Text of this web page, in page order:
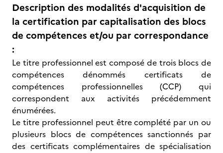
Description des modalités d'acquisition de
la certification par capitalisation des blocs
de compétences et/ou par correspondance
:
Le titre professionnel est composé de trois blocs de
compétences dénommés certificats de
compétences professionnelles (CCP) qui
correspondent aux activités précédemment
énumérées.
Le titre professionnel peut être complété par un ou
plusieurs blocs de compétences sanctionnés par
des certificats complémentaires de spécialisation